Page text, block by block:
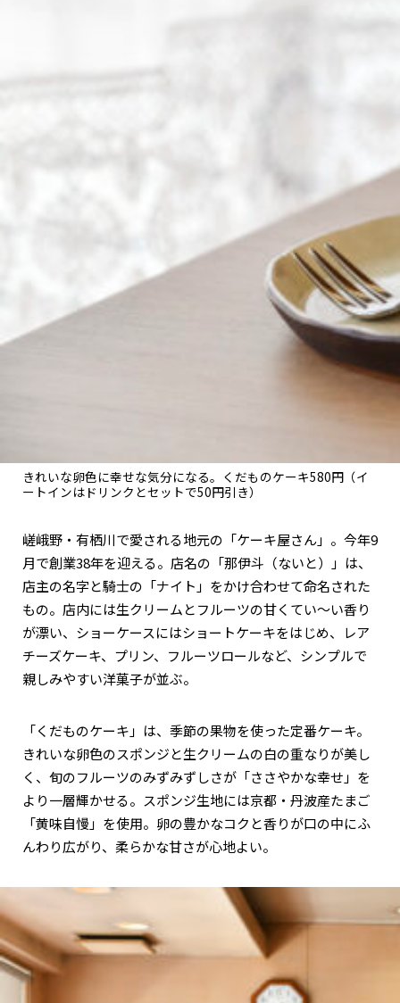
おすすめの展覧会
おすすめの映画
きれいな卵色に幸せな気分になる。くだものケーキ580円（イ
ートインはドリンクとセットで50円引き）
嵯峨野・有栖川で愛される地元の「ケーキ屋さん」。今年9
月で創業38年を迎える。店名の「那伊斗（ないと）」は、
店主の名字と騎士の「ナイト」をかけ合わせて命名された
もの。店内には生クリームとフルーツの甘くてい～い香り
が漂い、ショーケースにはショートケーキをはじめ、レア
チーズケーキ、プリン、フルーツロールなど、シンプルで
親しみやすい洋菓子が並ぶ。
「くだものケーキ」は、季節の果物を使った定番ケーキ。
きれいな卵色のスポンジと生クリームの白の重なりが美し
く、旬のフルーツのみずみずしさが「ささやかな幸せ」を
より一層輝かせる。スポンジ生地には京都・丹波産たまご
「黄味自慢」を使用。卵の豊かなコクと香りが口の中にふ
んわり広がり、柔らかな甘さが心地よい。